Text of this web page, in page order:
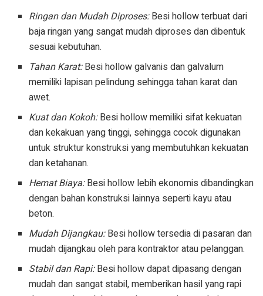
Ringan dan Mudah Diproses:Besi hollow terbuat dari
baja ringan yang sangat mudah diproses dan dibentuk
sesuai kebutuhan.
Tahan Karat:Besi hollow galvanis dan galvalum
memiliki lapisan pelindung sehingga tahan karat dan
awet.
Kuat dan Kokoh:Besi hollow memiliki sifat kekuatan
dan kekakuan yang tinggi, sehingga cocok digunakan
untuk struktur konstruksi yang membutuhkan kekuatan
dan ketahanan.
Hemat Biaya:Besi hollow lebih ekonomis dibandingkan
dengan bahan konstruksi lainnya seperti kayu atau
beton.
Mudah Dijangkau:Besi hollow tersedia di pasaran dan
mudah dijangkau oleh para kontraktor atau pelanggan.
Stabil dan Rapi:Besi hollow dapat dipasang dengan
mudah dan sangat stabil, memberikan hasil yang rapi